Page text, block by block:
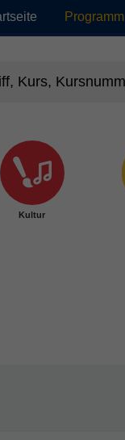
Programm
Kultur